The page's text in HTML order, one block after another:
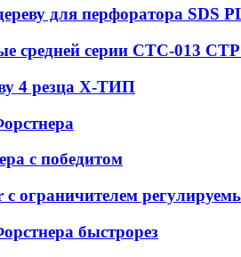
для перфоратора SDS
средней серии СТС-013
4 резца Х-ТИП
с победитом
ограничителем
быстрорез